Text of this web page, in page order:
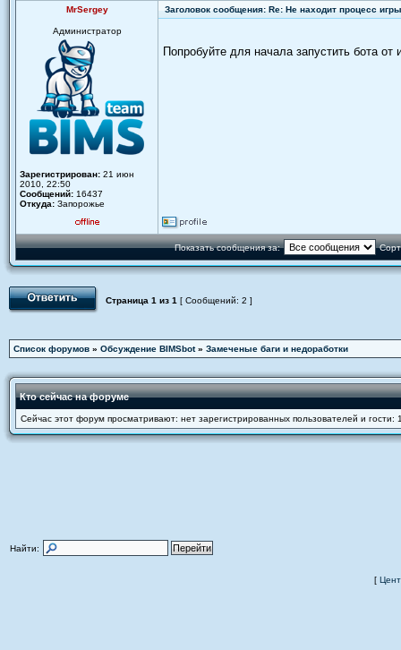
MrSergey Заголовок сообщения: Re: Не находит процесс игры
Администратор
Зарегистрирован: 21 июн
2010, 22:50
Сообщений: 16437
Откуда: Запорожье
Попробуйте для начала запустить бота от
Показать сообщения за:
Страница 1 из 1 [ Сообщений: 2 ]
Список форумов » Обсуждение BIMSbot» Замеченые баги и недоработки
Кто сейчас на форуме
Сейчас этот форум просматривают: нет зарегистрированных пользователей и гости:
Найти:
[